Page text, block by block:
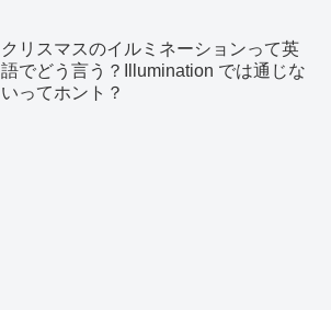
クリスマスのイルミネーションって英
語でどう言う？Illumination では通じな
いってホント？